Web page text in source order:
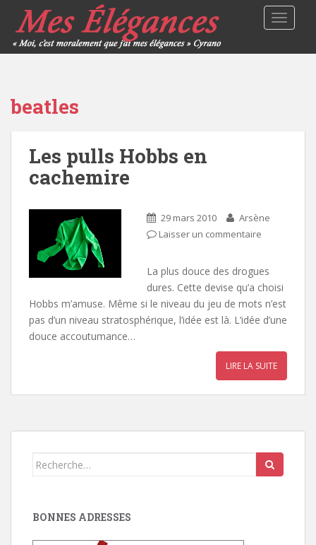
beatles
Les pulls Hobbs en
cachemire
29 mars 2010
Arsène
Laisser un commentaire
La plus douce des drogues
dures. Cette devise qu’a choisi
Hobbs m’amuse. Même si le niveau du jeu de mots n’est
pas d’un niveau stratosphérique, l’idée est là. L’idée d’une
douce accoutumance…
LIRE LA SUITE
Search
BONNES ADRESSES